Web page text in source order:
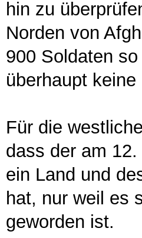
hin zu
Norden von
900 Soldaten
überhaupt keine
Für die
dass der am
ein Land und
hat, nur weil es
geworden ist.